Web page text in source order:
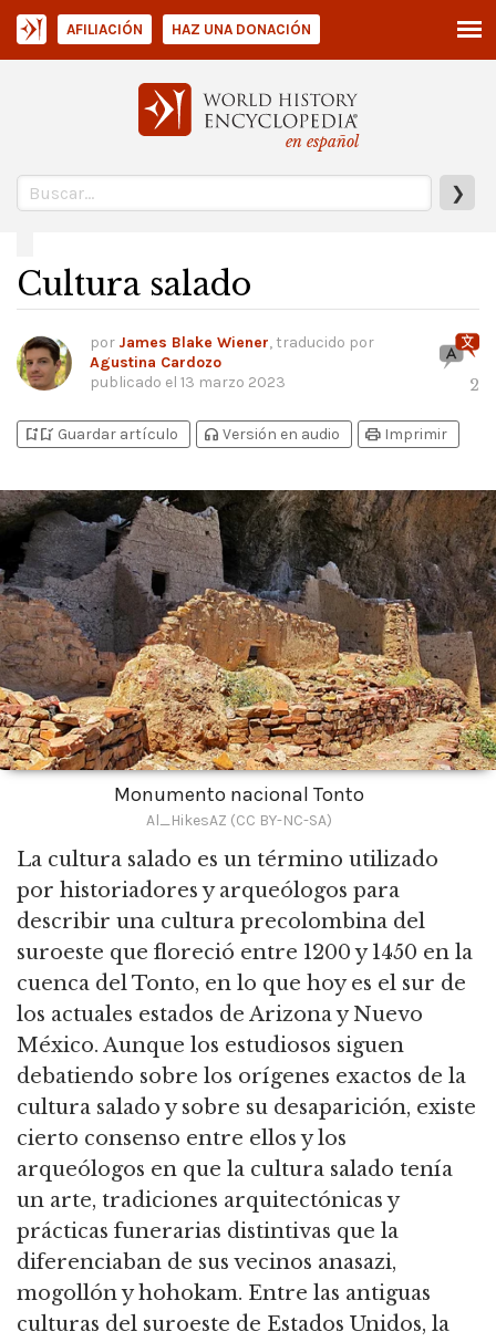
en español
❯
AFILIACIÓN HAZ UNA DONACIÓN
Cultura salado
por James Blake Wiener, traducido por
Agustina Cardozo
publicado el 13 marzo 2023 2
bookmark_addbookmark_added Guardar artículo headphones Versión en audio print Imprimir
Monumento nacional Tonto
Al_HikesAZ (CC BY-NC-SA)
La cultura salado es un término utilizado
por historiadores y arqueólogos para
describir una cultura precolombina del
suroeste que floreció entre 1200 y 1450 en la
cuenca del Tonto, en lo que hoy es el sur de
los actuales estados de Arizona y Nuevo
México. Aunque los estudiosos siguen
debatiendo sobre los orígenes exactos de la
cultura salado y sobre su desaparición, existe
cierto consenso entre ellos y los
arqueólogos en que la cultura salado tenía
un arte, tradiciones arquitectónicas y
prácticas funerarias distintivas que la
diferenciaban de sus vecinos anasazi,
mogollón y hohokam. Entre las antiguas
culturas del suroeste de Estados Unidos, la